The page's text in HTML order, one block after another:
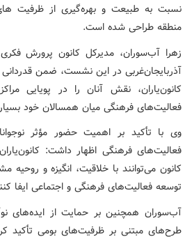
نسبت به طبیعت و بهره‌گیری از ظرفیت‌
منطقه طراحی شده است.
زهرا آب‌سوران، مدیرکل کانون پرورش
آذربایجان‌غربی در این نشست، ضمن
کانون‌یاران، نقش آنان را در پویایی
فعالیت‌های فرهنگی میان همسالان خود
وی با تأکید بر اهمیت حضور مؤثر
فعالیت‌های فرهنگی اظهار داشت:
کانون می‌توانند با خلاقیت، انگیزه و
توسعه فعالیت‌های فرهنگی و اجتماعی ایفا
آب‌سوران همچنین بر حمایت از ایده‌های
طرح‌های مبتنی بر ظرفیت‌های بومی تأکید